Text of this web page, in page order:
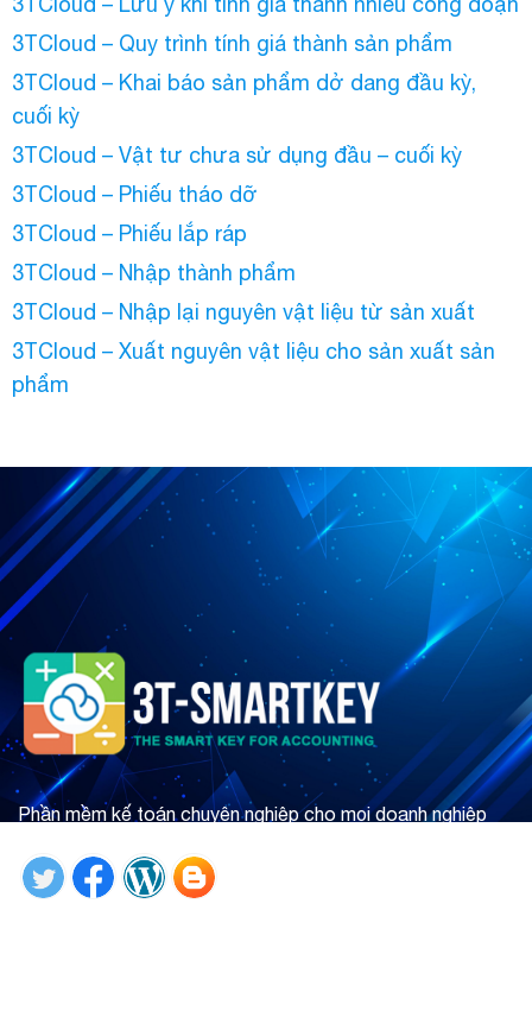
3TCloud – Quy trình tính giá thành sản phẩm
3TCloud – Khai báo sản phẩm dở dang đầu kỳ,
cuối kỳ
3TCloud – Vật tư chưa sử dụng đầu – cuối kỳ
3TCloud – Phiếu tháo dỡ
3TCloud – Phiếu lắp ráp
3TCloud – Nhập thành phẩm
3TCloud – Nhập lại nguyên vật liệu từ sản xuất
3TCloud – Xuất nguyên vật liệu cho sản xuất sản
phẩm
Phần mềm kế toán chuyên nghiệp cho mọi doanh nghiệp